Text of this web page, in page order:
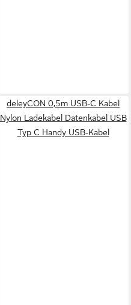
deleyCON 0,5m USB-C Kabel
Nylon Ladekabel Datenkabel USB
Typ C Handy USB-Kabel